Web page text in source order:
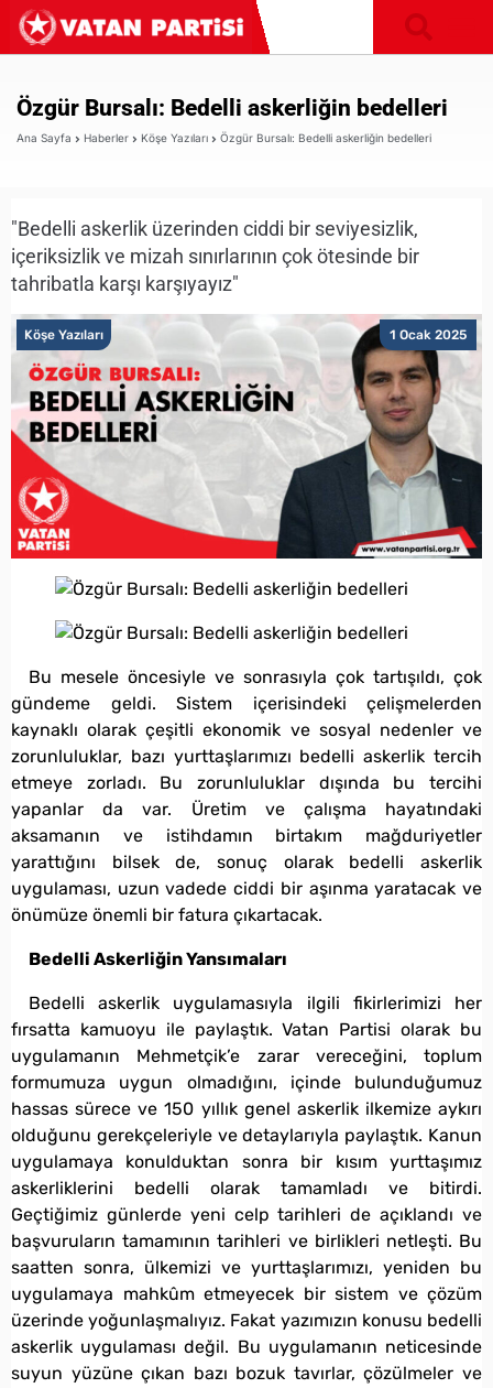
Özgür Bursalı: Bedelli askerliğin bedelleri
Ana Sayfa Haberler Köşe Yazıları Özgür Bursalı: Bedelli askerliğin bedelleri
"Bedelli askerlik üzerinden ciddi bir seviyesizlik,
içeriksizlik ve mizah sınırlarının çok ötesinde bir
tahribatla karşı karşıyayız"
1 Ocak 2025
Köşe Yazıları
Bu mesele öncesiyle ve sonrasıyla çok tartışıldı, çok
gündeme geldi. Sistem içerisindeki çelişmelerden
kaynaklı olarak çeşitli ekonomik ve sosyal nedenler ve
zorunluluklar, bazı yurttaşlarımızı bedelli askerlik tercih
etmeye zorladı. Bu zorunluluklar dışında bu tercihi
yapanlar da var. Üretim ve çalışma hayatındaki
aksamanın ve istihdamın birtakım mağduriyetler
yarattığını bilsek de, sonuç olarak bedelli askerlik
uygulaması, uzun vadede ciddi bir aşınma yaratacak ve
önümüze önemli bir fatura çıkartacak.
Bedelli Askerliğin Yansımaları
Bedelli askerlik uygulamasıyla ilgili fikirlerimizi her
fırsatta kamuoyu ile paylaştık. Vatan Partisi olarak bu
uygulamanın Mehmetçik’e zarar vereceğini, toplum
formumuza uygun olmadığını, içinde bulunduğumuz
hassas sürece ve 150 yıllık genel askerlik ilkemize aykırı
olduğunu gerekçeleriyle ve detaylarıyla paylaştık. Kanun
uygulamaya konulduktan sonra bir kısım yurttaşımız
askerliklerini bedelli olarak tamamladı ve bitirdi.
Geçtiğimiz günlerde yeni celp tarihleri de açıklandı ve
başvuruların tamamının tarihleri ve birlikleri netleşti. Bu
saatten sonra, ülkemizi ve yurttaşlarımızı, yeniden bu
uygulamaya mahkûm etmeyecek bir sistem ve çözüm
üzerinde yoğunlaşmalıyız. Fakat yazımızın konusu bedelli
askerlik uygulaması değil. Bu uygulamanın neticesinde
suyun yüzüne çıkan bazı bozuk tavırlar, çözülmeler ve